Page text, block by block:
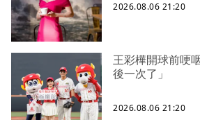
2026.08.06 21:20
王彩樺開球前哽
後一次了」
2026.08.06 21:20